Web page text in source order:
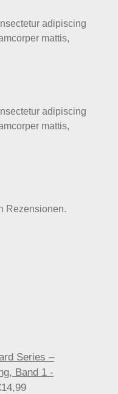
adipiscing
mattis,
adipiscing
mattis,
Rezensionen.
Series –
Band 1 -
14,99